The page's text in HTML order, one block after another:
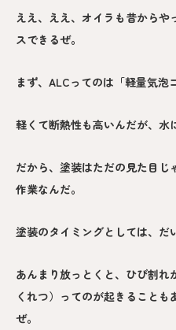
ええ、ええ、オイラも昔からや
スできるぜ。
まず、ALCってのは「軽量気泡
軽くて断熱性も高いんだが、水
だから、塗装はただの見た目じ
作業なんだ。
塗装のタイミングとしては、だ
あんまり放っとくと、ひび割
くれつ）ってのが起きること
ぜ。